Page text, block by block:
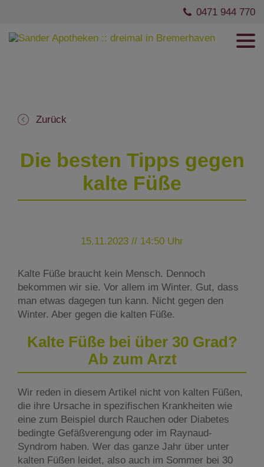
0471 944 770
Zurück
Die besten Tipps gegen
kalte Füße
15.11.2023 // 14:50 Uhr
Kalte Füße braucht kein Mensch. Dennoch
bekommen wir sie. Vor allem im Winter. Gut, dass
man etwas dagegen tun kann. Nicht gegen den
Winter. Aber gegen die kalten Füße.
Kalte Füße bei über 30 Grad?
Ab zum Arzt
Wir reden in diesem Artikel nicht von kalten Füßen,
die ihre Ursache in spezifischen Krankheiten wie
eine zum Beispiel durch Rauchen oder Diabetes
bedingte Gefäßverengung oder im Raynaud-
Syndrom haben. Wer das ganze Jahr über unter
kalten Füßen leidet, also auch im Sommer bei 30